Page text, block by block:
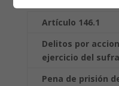
Artículo 146.1
Delitos por
ejercicio del
Pena de prisión